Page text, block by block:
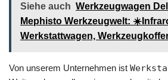
Siehe auch Werkzeugwagen
Mephisto Werkzeugwelt:
Werkstattwagen,
Von unserem Unternehmen ist